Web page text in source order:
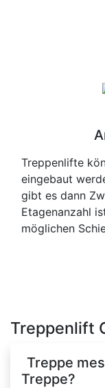
Treppenlifte
eingebaut
gibt es dann
Etagenanzahl
möglichen
Treppenlift
Treppe
Treppe?